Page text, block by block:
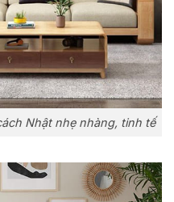
Nhật nhẹ nhàng, tinh tế